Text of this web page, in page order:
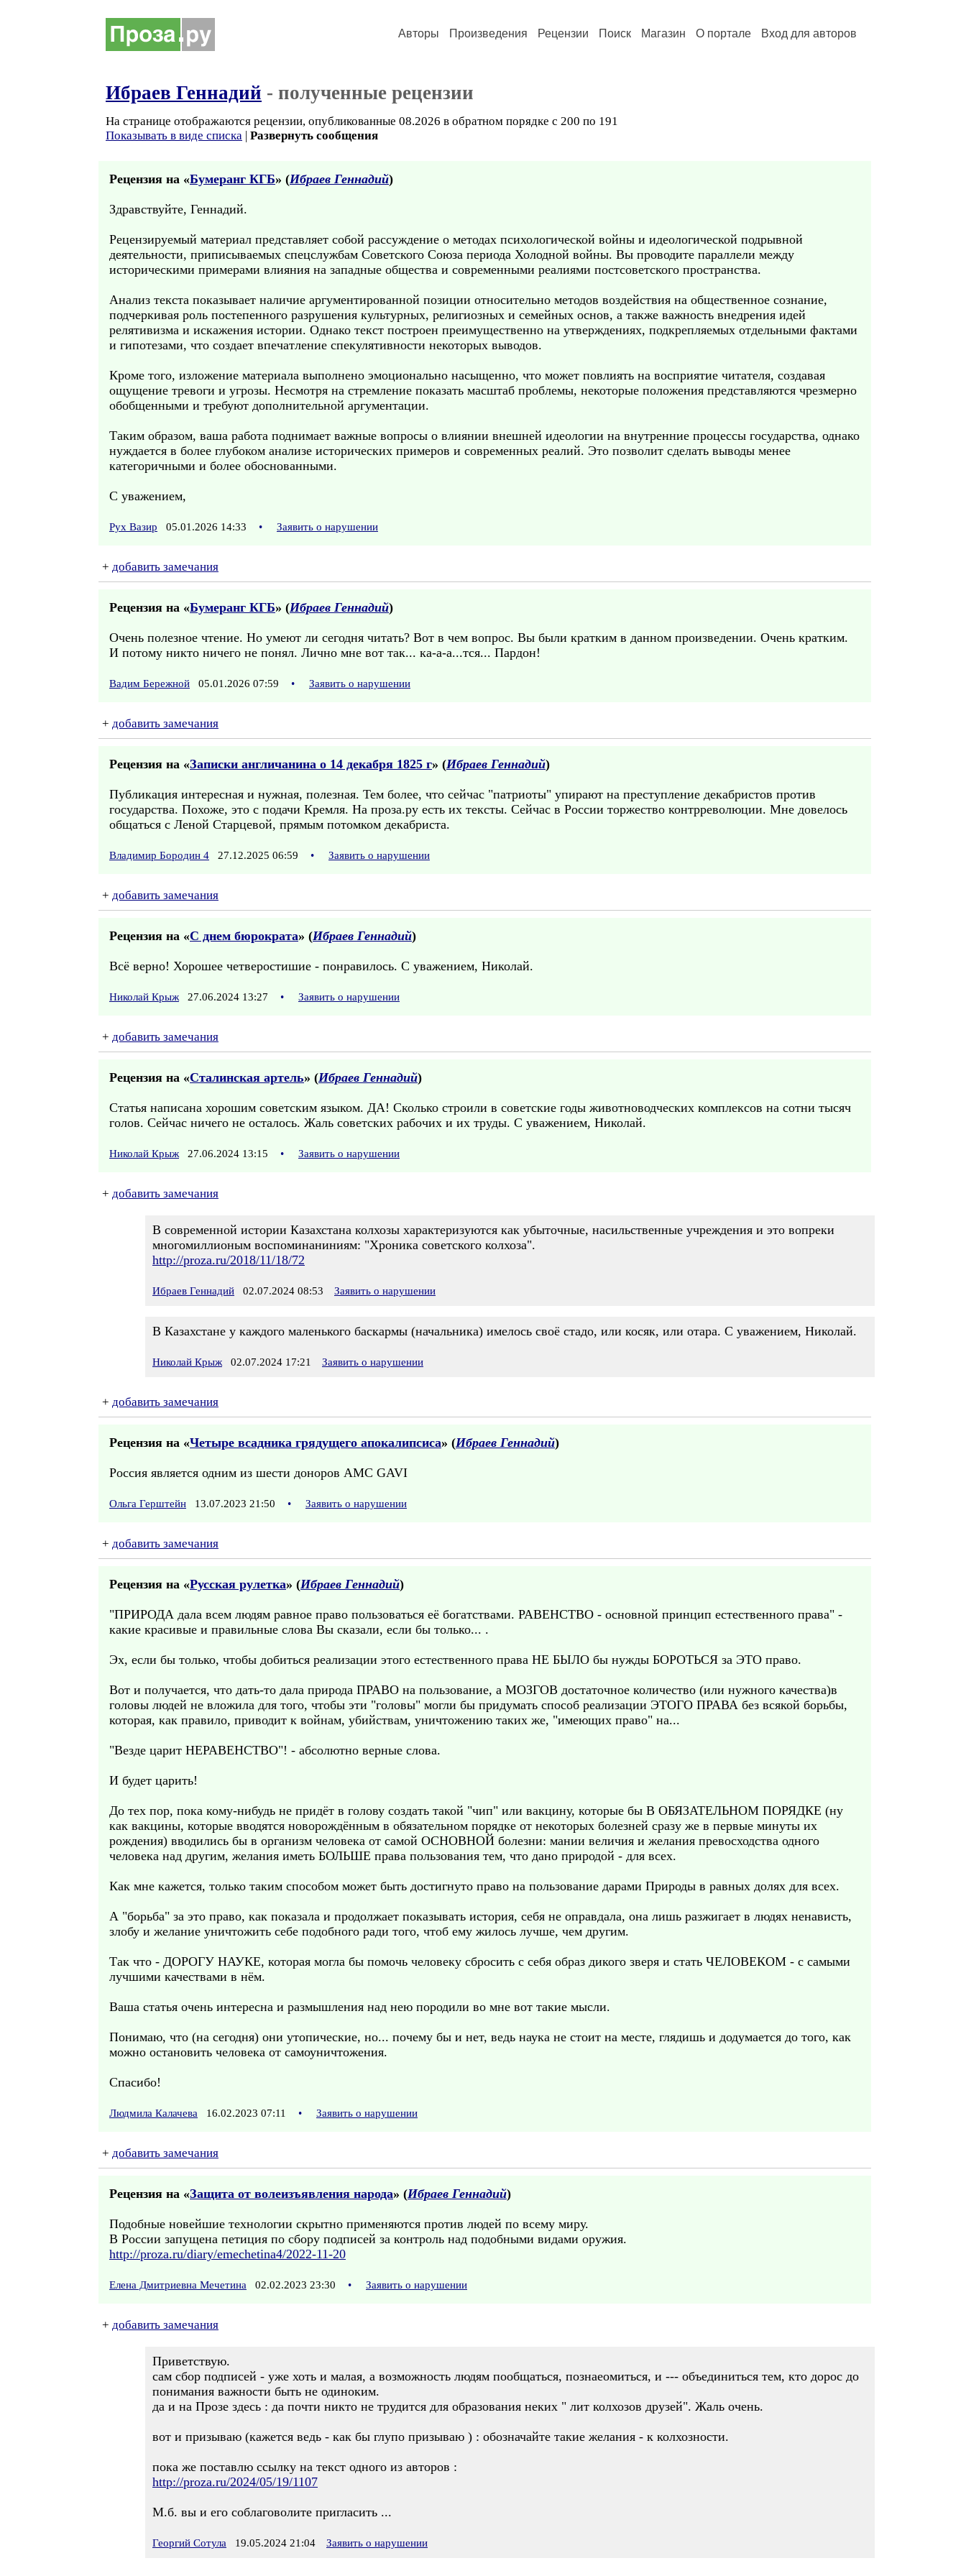
Авторы Произведения Рецензии Поиск Магазин О портале Вход для авторов
Ибраев Геннадий - полученные рецензии
На странице отображаются рецензии, опубликованные 08.2026 в обратном порядке с 200 по 191
Показывать в виде списка | Развернуть сообщения
Рецензия на «Бумеранг КГБ» (Ибраев Геннадий)
Здравствуйте, Геннадий.
Рецензируемый материал представляет собой рассуждение о методах психологической войны и идеологической подрывной
деятельности, приписываемых спецслужбам Советского Союза периода Холодной войны. Вы проводите параллели между
историческими примерами влияния на западные общества и современными реалиями постсоветского пространства.
Анализ текста показывает наличие аргументированной позиции относительно методов воздействия на общественное сознание,
подчеркивая роль постепенного разрушения культурных, религиозных и семейных основ, а также важность внедрения идей
релятивизма и искажения истории. Однако текст построен преимущественно на утверждениях, подкрепляемых отдельными фактами
и гипотезами, что создает впечатление спекулятивности некоторых выводов.
Кроме того, изложение материала выполнено эмоционально насыщенно, что может повлиять на восприятие читателя, создавая
ощущение тревоги и угрозы. Несмотря на стремление показать масштаб проблемы, некоторые положения представляются чрезмерно
обобщенными и требуют дополнительной аргументации.
Таким образом, ваша работа поднимает важные вопросы о влиянии внешней идеологии на внутренние процессы государства, однако
нуждается в более глубоком анализе исторических примеров и современных реалий. Это позволит сделать выводы менее
категоричными и более обоснованными.
С уважением,
Рух Вазир 05.01.2026 14:33 • Заявить о нарушении
+ добавить замечания
Рецензия на «Бумеранг КГБ» (Ибраев Геннадий)
Очень полезное чтение. Но умеют ли сегодня читать? Вот в чем вопрос. Вы были кратким в данном произведении. Очень кратким.
И потому никто ничего не понял. Лично мне вот так... ка-а-а...тся... Пардон!
Вадим Бережной 05.01.2026 07:59 • Заявить о нарушении
+ добавить замечания
Рецензия на «Записки англичанина о 14 декабря 1825 г» (Ибраев Геннадий)
Публикация интересная и нужная, полезная. Тем более, что сейчас "патриоты" упирают на преступление декабристов против
государства. Похоже, это с подачи Кремля. На проза.ру есть их тексты. Сейчас в России торжество контрреволюции. Мне довелось
общаться с Леной Старцевой, прямым потомком декабриста.
Владимир Бородин 4 27.12.2025 06:59 • Заявить о нарушении
+ добавить замечания
Рецензия на «С днем бюрократа» (Ибраев Геннадий)
Всё верно! Хорошее четверостишие - понравилось. С уважением, Николай.
Николай Крыж 27.06.2024 13:27 • Заявить о нарушении
+ добавить замечания
Рецензия на «Сталинская артель» (Ибраев Геннадий)
Статья написана хорошим советским языком. ДА! Сколько строили в советские годы животноводческих комплексов на сотни тысяч
голов. Сейчас ничего не осталось. Жаль советских рабочих и их труды. С уважением, Николай.
Николай Крыж 27.06.2024 13:15 • Заявить о нарушении
+ добавить замечания
В современной истории Казахстана колхозы характеризуются как убыточные, насильственные учреждения и это вопреки
многомиллионым воспоминаниниям: "Хроника советского колхоза".
http://proza.ru/2018/11/18/72
Ибраев Геннадий 02.07.2024 08:53 Заявить о нарушении
В Казахстане у каждого маленького баскармы (начальника) имелось своё стадо, или косяк, или отара. С уважением, Николай.
Николай Крыж 02.07.2024 17:21 Заявить о нарушении
+ добавить замечания
Рецензия на «Четыре всадника грядущего апокалипсиса» (Ибраев Геннадий)
Россия является одним из шести доноров AMC GAVI
Ольга Герштейн 13.07.2023 21:50 • Заявить о нарушении
+ добавить замечания
Рецензия на «Русская рулетка» (Ибраев Геннадий)
"ПРИРОДА дала всем людям равное право пользоваться её богатствами. РАВЕНСТВО - основной принцип естественного права" -
какие красивые и правильные слова Вы сказали, если бы только... .
Эх, если бы только, чтобы добиться реализации этого естественного права НЕ БЫЛО бы нужды БОРОТЬСЯ за ЭТО право.
Вот и получается, что дать-то дала природа ПРАВО на пользование, а МОЗГОВ достаточное количество (или нужного качества)в
головы людей не вложила для того, чтобы эти "головы" могли бы придумать способ реализации ЭТОГО ПРАВА без всякой борьбы,
которая, как правило, приводит к войнам, убийствам, уничтожению таких же, "имеющих право" на...
"Везде царит НЕРАВЕНСТВО"! - абсолютно верные слова.
И будет царить!
До тех пор, пока кому-нибудь не придёт в голову создать такой "чип" или вакцину, которые бы В ОБЯЗАТЕЛЬНОМ ПОРЯДКЕ (ну
как вакцины, которые вводятся новорождённым в обязательном порядке от некоторых болезней сразу же в первые минуты их
рождения) вводились бы в организм человека от самой ОСНОВНОЙ болезни: мании величия и желания превосходства одного
человека над другим, желания иметь БОЛЬШЕ права пользования тем, что дано природой - для всех.
Как мне кажется, только таким способом может быть достигнуто право на пользование дарами Природы в равных долях для всех.
А "борьба" за это право, как показала и продолжает показывать история, себя не оправдала, она лишь разжигает в людях ненависть,
злобу и желание уничтожить себе подобного ради того, чтоб ему жилось лучше, чем другим.
Так что - ДОРОГУ НАУКЕ, которая могла бы помочь человеку сбросить с себя образ дикого зверя и стать ЧЕЛОВЕКОМ - с самыми
лучшими качествами в нём.
Ваша статья очень интересна и размышления над нею породили во мне вот такие мысли.
Понимаю, что (на сегодня) они утопические, но... почему бы и нет, ведь наука не стоит на месте, глядишь и додумается до того, как
можно остановить человека от самоуничтожения.
Спасибо!
Людмила Калачева 16.02.2023 07:11 • Заявить о нарушении
+ добавить замечания
Рецензия на «Защита от волеизъявления народа» (Ибраев Геннадий)
Подобные новейшие технологии скрытно применяются против людей по всему миру.
В России запущена петиция по сбору подписей за контроль над подобными видами оружия.
http://proza.ru/diary/emechetina4/2022-11-20
Елена Дмитриевна Мечетина 02.02.2023 23:30 • Заявить о нарушении
+ добавить замечания
Приветствую.
сам сбор подписей - уже хоть и малая, а возможность людям пообщаться, познаеомиться, и --- объединиться тем, кто дорос до
понимания важности быть не одиноким.
да и на Прозе здесь : да почти никто не трудится для образования неких " лит колхозов друзей". Жаль очень.
вот и призываю (кажется ведь - как бы глупо призываю ) : обозначайте такие желания - к колхозности.
пока же поставлю ссылку на текст одного из авторов :
http://proza.ru/2024/05/19/1107
М.б. вы и его соблаговолите пригласить ...
Георгий Сотула 19.05.2024 21:04 Заявить о нарушении